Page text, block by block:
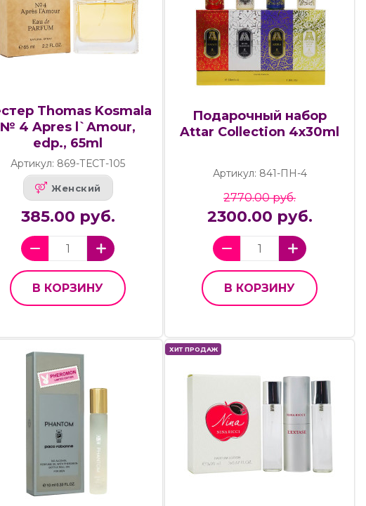
Thomas Kosmala
№ 4 Apres l`Amour,
edp., 65ml
Артикул: 869-ТЕСТ-105
Женский
385.00 руб.
В КОРЗИНУ
Подарочный набор
Attar Collection 4x30ml
Артикул: 841-ПН-4
2770.00 руб.
2300.00 руб.
В КОРЗИНУ
ХИТ ПРОДАЖ